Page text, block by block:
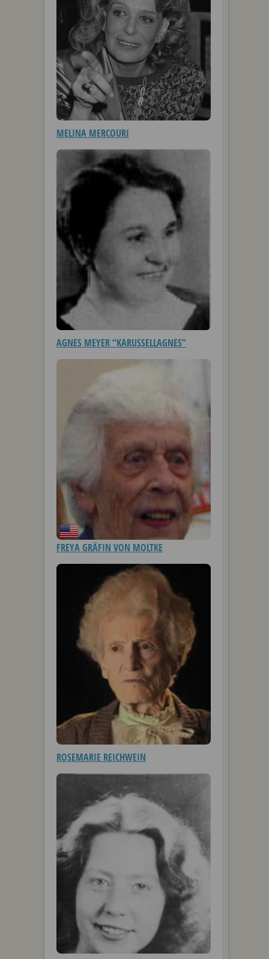
MELINA MERCOURI
AGNES MEYER “KARUSSELLAGNES”
FREYA GRÄFIN VON MOLTKE
ROSEMARIE REICHWEIN